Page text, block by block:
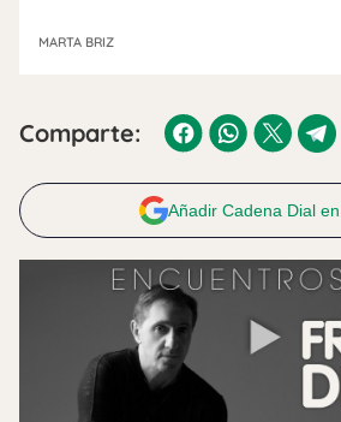
MARTA BRIZ
Comparte:
Añadir Cadena Dial